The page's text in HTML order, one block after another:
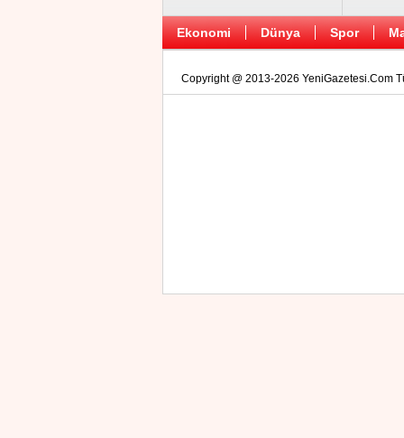
Ekonomi Dünya Spor
Copyright @ 2013-2026 YeniGazetesi.Com